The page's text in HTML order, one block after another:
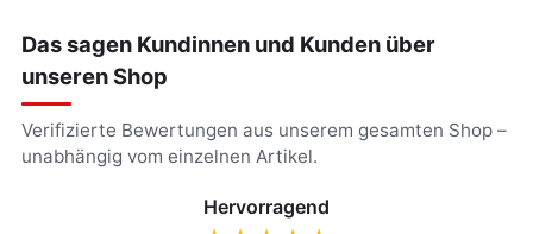
Das sagen Kundinnen und Kunden über
unseren Shop
Verifizierte Bewertungen aus unserem gesamten Shop –
unabhängig vom einzelnen Artikel.
Hervorragend